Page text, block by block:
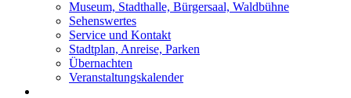
Museum, Stadthalle, Bürgersaal, Waldbühne
Sehenswertes
Service und Kontakt
Stadtplan, Anreise, Parken
Übernachten
Veranstaltungskalender